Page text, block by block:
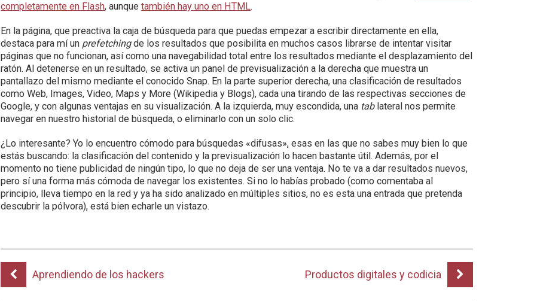
completamente en Flash, aunquetambién hay uno en HTML.
En la página, que preactiva la caja de búsqueda para que puedas empezar a escribir directamente en ella,
destaca para mí un prefetchingde los resultados que posibilita en muchos casos librarse de intentar visitar
páginas que no funcionan, así como una navegabilidad total entre los resultados mediante el desplazamiento del
ratón. Al detenerse en un resultado, se activa un panel de previsualización a la derecha que muestra un
pantallazo del mismo mediante el conocido Snap. En la parte superior derecha, una clasificación de resultados
como Web, Images, Video, Maps y More (Wikipedia y Blogs), cada una tirando de las respectivas secciones de
Google, y con algunas ventajas en su visualización. A la izquierda, muy escondida, una tablateral nos permite
navegar en nuestro historial de búsqueda, o eliminarlo con un solo clic.
¿Lo interesante? Yo lo encuentro cómodo para búsquedas «difusas», esas en las que no sabes muy bien lo que
estás buscando: la clasificación del contenido y la previsualización lo hacen bastante útil. Además, por el
momento no tiene publicidad de ningún tipo, lo que no deja de ser una ventaja. No te va a dar resultados nuevos,
pero sí una forma más cómoda de navegar los existentes. Si no lo habías probado (como comentaba al
principio, lleva tiempo en la red y ya ha sido analizado en múltiples sitios, no es esta una entrada que pretenda
descubrir la pólvora), está bien echarle un vistazo.
Aprendiendo de los hackers Productos digitales y codicia